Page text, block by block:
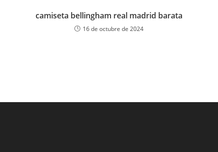
camiseta bellingham real madrid barata
16 de octubre de 2024